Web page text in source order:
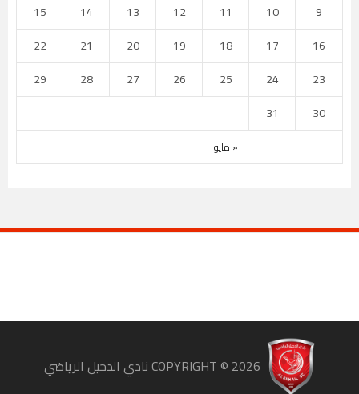
« مايو
9
10
11
12
13
14
15
16
17
18
19
20
21
22
23
24
25
26
27
28
29
30
31
2026 نادي الدحيل الرياضي